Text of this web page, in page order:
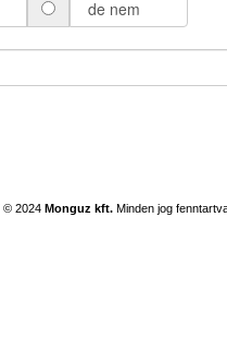
de nem
© 2024 Monguz kft. Minden jog